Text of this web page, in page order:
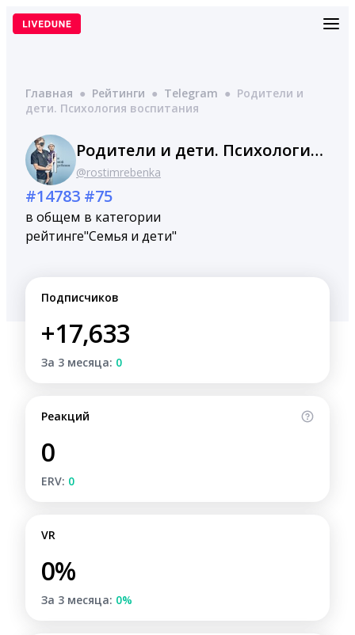
Перейти
Главная ● Рейтинги ● Telegram ● Родители и
дети. Психология воспитания
Родители и дети. Психология воспитания
@rostimrebenka
#14783
в общем
рейтинге
#75
в категории
"Семья и дети"
Подписчиков
+17,633
За 3 месяца: 0
Реакций
0
ERV: 0
VR
0%
За 3 месяца: 0%